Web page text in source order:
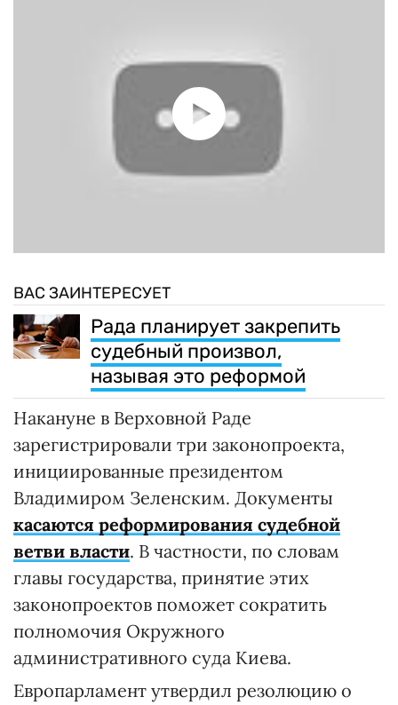
ВАС ЗАИНТЕРЕСУЕТ
Рада планирует закрепить
судебный произвол,
называя это реформой
Накануне в Верховной Раде
зарегистрировали три законопроекта,
инициированные президентом
Владимиром Зеленским. Документы
касаются реформирования судебной
ветви власти. В частности, по словам
главы государства, принятие этих
законопроектов поможет сократить
полномочия Окружного
административного суда Киева.
Европарламент утвердил резолюцию о